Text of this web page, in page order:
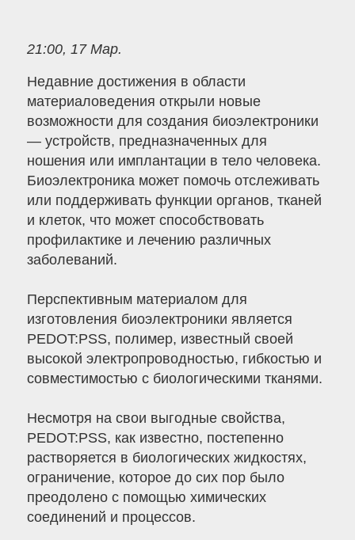
21:00, 17 Мар.
Недавние достижения в области
материаловедения открыли новые
возможности для создания биоэлектроники
— устройств, предназначенных для
ношения или имплантации в тело человека.
Биоэлектроника может помочь отслеживать
или поддерживать функции органов, тканей
и клеток, что может способствовать
профилактике и лечению различных
заболеваний.
Перспективным материалом для
изготовления биоэлектроники является
PEDOT:PSS, полимер, известный своей
высокой электропроводностью, гибкостью и
совместимостью с биологическими тканями.
Несмотря на свои выгодные свойства,
PEDOT:PSS, как известно, постепенно
растворяется в биологических жидкостях,
ограничение, которое до сих пор было
преодолено с помощью химических
соединений и процессов.